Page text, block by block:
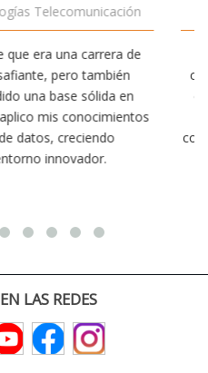
Doble Grado Teleco-ADE
ha permitido comprender cómo
vida diaria. Aunque la
parte de mi tiempo a
salvamento y socorrismo. Estoy
teleco ha sido una de las
que he tomado.
LAS REDES